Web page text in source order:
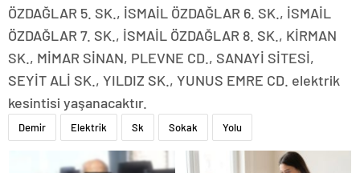
ÖZDAĞLAR 5. SK., İSMAİL ÖZDAĞLAR 6. SK., İSMAİL
ÖZDAĞLAR 7. SK., İSMAİL ÖZDAĞLAR 8. SK., KİRMAN
SK., MİMAR SİNAN, PLEVNE CD., SANAYİ SİTESİ,
SEYİT ALİ SK., YILDIZ SK., YUNUS EMRE CD. elektrik
kesintisi yaşanacaktır.
Demir Elektrik Sk Sokak Yolu